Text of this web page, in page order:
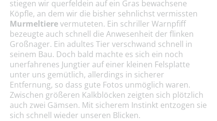
stiegen wir querfeldein auf ein Gras bewachsene
Köpfle, an dem wir die bisher sehnlichst vermissten
Murmeltierevermuteten. Ein schriller Warnpfiff
bezeugte auch schnell die Anwesenheit der flinken
Großnager. Ein adultes Tier verschwand schnell in
seinem Bau. Doch bald machte es sich ein noch
unerfahrenes Jungtier auf einer kleinen Felsplatte
unter uns gemütlich, allerdings in sicherer
Entfernung, so dass gute Fotos unmöglich waren.
Zwischen größeren Kalkblöcken zeigten sich plötzlich
auch zwei Gämsen. Mit sicherem Instinkt entzogen sie
sich schnell wieder unseren Blicken.